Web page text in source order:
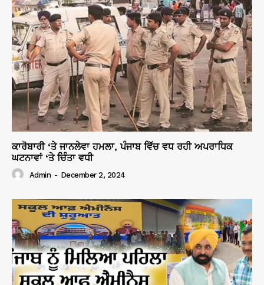
ਕਾਰੋਬਾਰੀ ‘ਤੇ ਜਾਨਲੇਵਾ ਹਮਲਾ, ਪੰਜਾਬ ਵਿੱਚ ਵਧ ਰਹੀ ਅਪਰਾਧਿਕ
ਘਟਨਾਵਾਂ ‘ਤੇ ਚਿੰਤਾ ਵਧੀ
Admin - December 2, 2024